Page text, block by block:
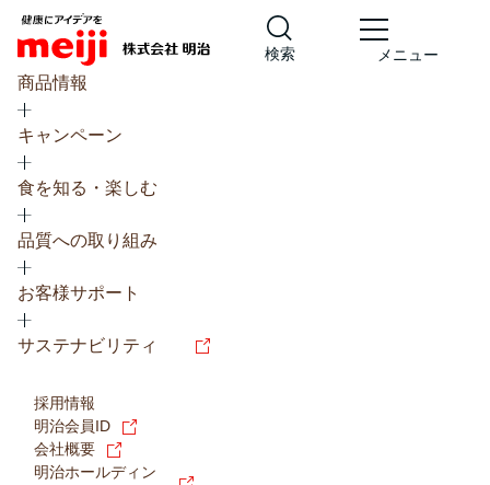
検索 メニュー
商品情報
キャンペーン
食を知る・楽しむ
品質への取り組み
お客様サポート
サステナビリティ
採用情報
明治会員ID
会社概要
明治ホールディン